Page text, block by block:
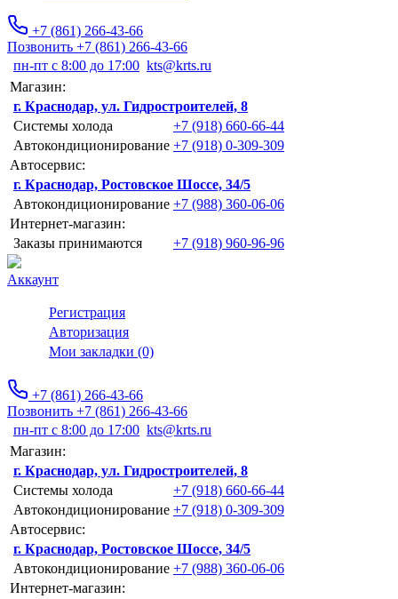
+7 (861) 266-43-66
Позвонить +7 (861) 266-43-66
пн-пт с 8:00 до 17:00 kts@krts.ru
Магазин:
г. Краснодар, ул. Гидростроителей, 8
Системы холода
+7 (918) 660-66-44
Автокондиционирование +7 (918) 0-309-309
Автосервис:
г. Краснодар, Ростовское Шоссе, 34/5
Автокондиционирование +7 (988) 360-06-06
Интернет-магазин:
Заказы принимаются
+7 (918) 960-96-96
Аккаунт
Регистрация
Авторизация
Мои закладки (0)
+7 (861) 266-43-66
Позвонить +7 (861) 266-43-66
пн-пт с 8:00 до 17:00 kts@krts.ru
Магазин:
г. Краснодар, ул. Гидростроителей, 8
Системы холода
+7 (918) 660-66-44
Автокондиционирование +7 (918) 0-309-309
Автосервис:
г. Краснодар, Ростовское Шоссе, 34/5
Автокондиционирование +7 (988) 360-06-06
Интернет-магазин: